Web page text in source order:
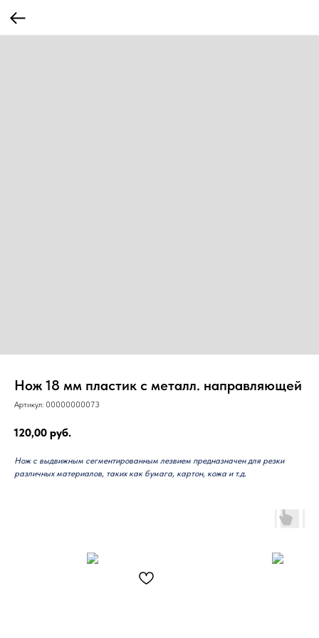
Нож 18 мм пластик с металл. направляющей
Артикул: 00000000073
120,00 руб.
Нож с выдвижным сегментированным лезвием предназначен для резки
различных материалов, таких как бумага, картон, кожа и т.д.